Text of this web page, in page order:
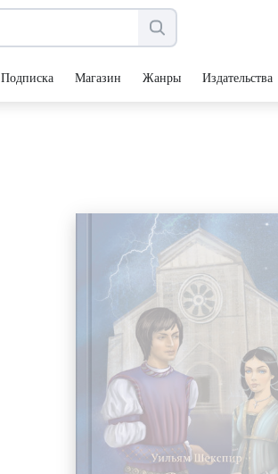
Подписка Магазин Жанры Издательства